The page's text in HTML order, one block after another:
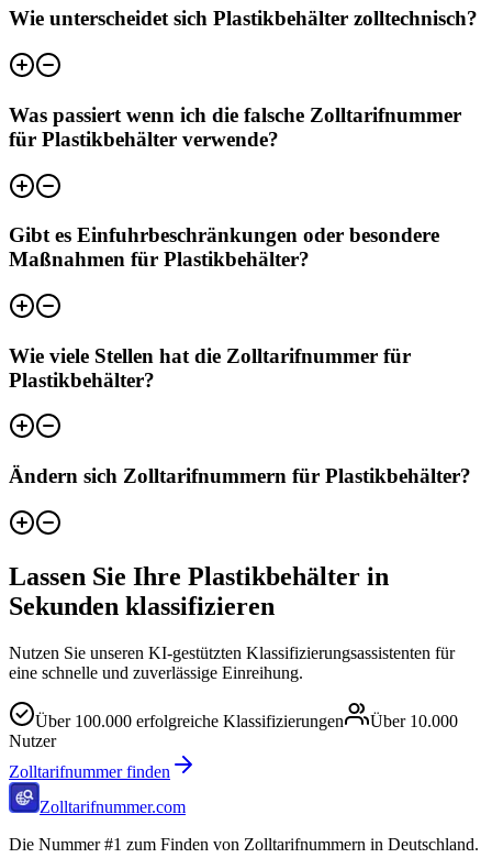
Wie unterscheidet sich Plastikbehälter zolltechnisch?
Was passiert wenn ich die falsche Zolltarifnummer
für Plastikbehälter verwende?
Gibt es Einfuhrbeschränkungen oder besondere
Maßnahmen für Plastikbehälter?
Wie viele Stellen hat die Zolltarifnummer für
Plastikbehälter?
Ändern sich Zolltarifnummern für Plastikbehälter?
Lassen Sie Ihre Plastikbehälter in
Sekunden klassifizieren
Nutzen Sie unseren KI-gestützten Klassifizierungsassistenten für
eine schnelle und zuverlässige Einreihung.
Über 100.000 erfolgreiche Klassifizierungen Über 10.000
Nutzer
Zolltarifnummer finden
Zolltarifnummer.com
Die Nummer #1 zum Finden von Zolltarifnummern in Deutschland.